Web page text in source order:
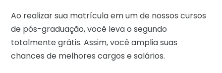
Ao realizar sua matrícula em um de nossos cursos
de pós-graduação, você leva o segundo
totalmente grátis. Assim, você amplia suas
chances de melhores cargos e salários.